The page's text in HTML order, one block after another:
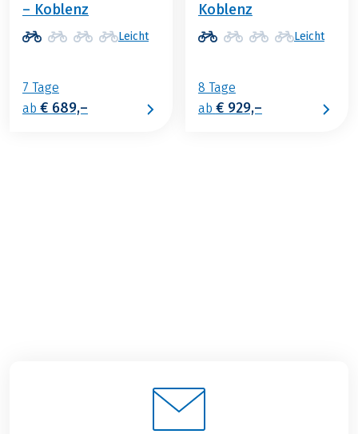
– Koblenz
Leicht
7 Tage
ab € 689,–
Koblenz
Leicht
8 Tage
ab € 929,–